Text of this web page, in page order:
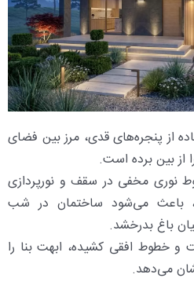
از پنجره‌های قدی، مرز بین فضای
از بین برده است.
نوری مخفی در سقف و نورپردازی
باعث می‌شود ساختمان در شب
باغ بدرخشد.
افقی کشیده، ابهت بنا را